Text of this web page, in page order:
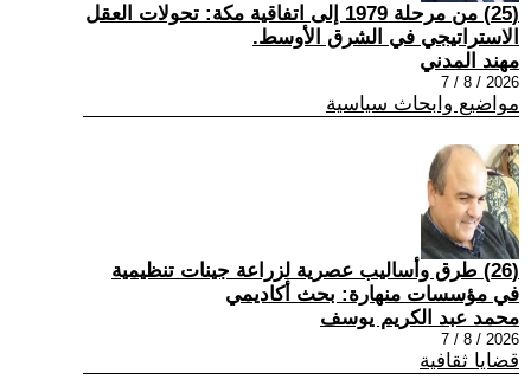
(25) من مرحلة 1979 إلى اتفاقية مكة: تحولات العقل
الاستراتيجي في الشرق الأوسط.
مهند المدني
2026 / 8 / 7
مواضيع وابحاث سياسية
(26) طرق وأساليب عصرية لزراعة جينات تنظيمية
في مؤسسات منهارة: بحث أكاديمي
محمد عبد الكريم يوسف
2026 / 8 / 7
قضايا ثقافية